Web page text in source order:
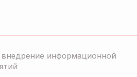
информационной